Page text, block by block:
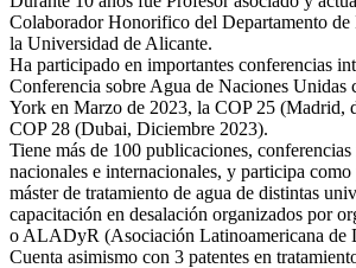
Colaborador Honorifico del Departamento
la Universidad de Alicante.
Ha participado en importantes conferencias
Conferencia sobre Agua de Naciones Unidas
York en Marzo de 2023, la COP 25 (Madrid,
COP 28 (Dubai, Diciembre 2023).
Tiene más de 100 publicaciones,
nacionales e internacionales, y participa
máster de tratamiento de agua de distintas
capacitación en desalación organizados por
o ALADyR (Asociación Latinoamericana de
Cuenta asimismo con 3 patentes en